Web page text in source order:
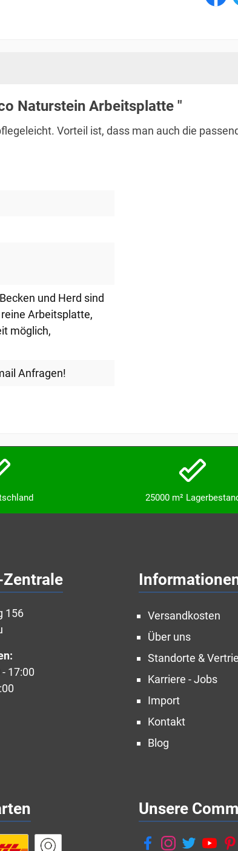
Naturstein Arbeitsplatte "
Vorteil ist, dass man auch die
und Herd sind
Arbeitsplatte,
möglich,
Anfragen!
25000 m²
156
17:00
Versandkosten
Über uns
Standorte &
Karriere - Jobs
Import
Kontakt
Blog
Unsere